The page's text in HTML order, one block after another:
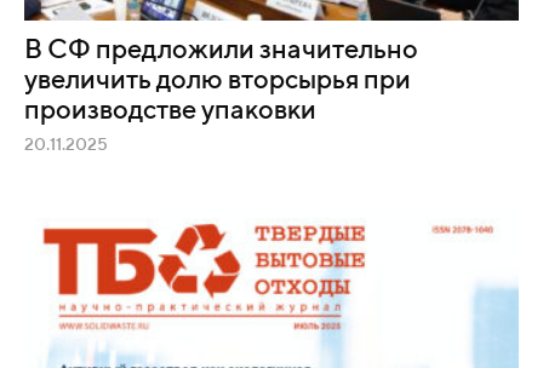
В СФ предложили значительно
увеличить долю вторсырья при
производстве упаковки
20.11.2025